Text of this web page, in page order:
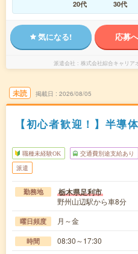
20代
30代
気になる! 応募
派遣会社 株式会社綜合キャリア
未読 掲載日 2026/08/05
【初心者歓迎！】半導
職種未経験OK 交通費別途支給あり
派遣
勤務地 栃木県足利市
野州山辺駅から車8分
曜日頻度 月～金
時間 08:30～17:30